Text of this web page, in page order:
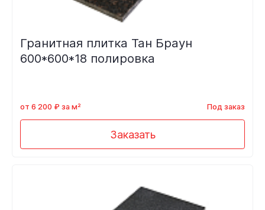
Гранитная плитка Тан Браун
600*600*18 полировка
от 6 200 ₽ за м² Под заказ
Заказать